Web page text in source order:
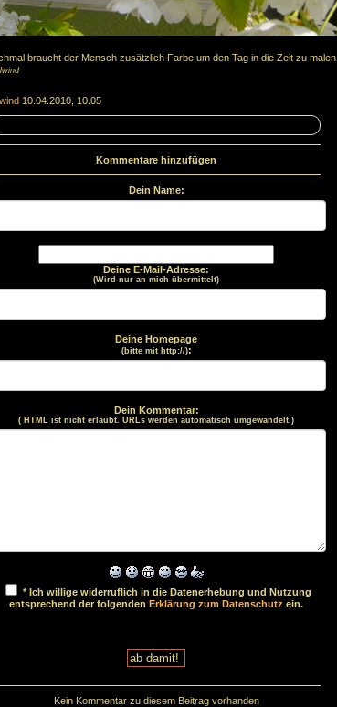
braucht der Mensch zusätzlich Farbe um den Tag in die Zeit zu malen.
10.04.2010, 10.05
Kommentare hinzufügen
Dein Name:
Deine E-Mail-Adresse:
(Wird nur an mich übermittelt)
Deine Homepage
(bitte mit http://):
Dein Kommentar:
( HTML ist nicht erlaubt. URLs werden automatisch umgewandelt.)
* Ich willige widerruflich in die Datenerhebung und Nutzung
entsprechend der folgenden Erklärung zum Datenschutz ein.
Kein Kommentar zu diesem Beitrag vorhanden